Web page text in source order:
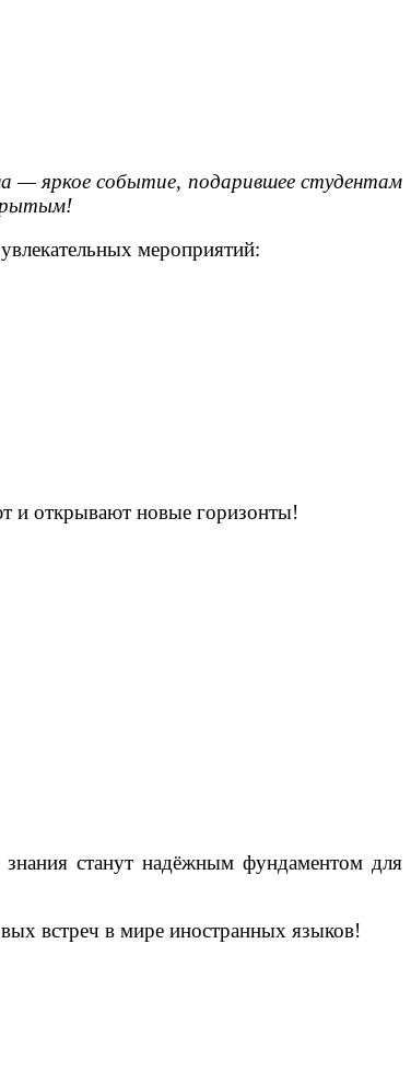
— яркое событие, подарившее студентам
мероприятий:
и открывают новые горизонты!
знания станут надёжным фундаментом для
встреч в мире иностранных языков!